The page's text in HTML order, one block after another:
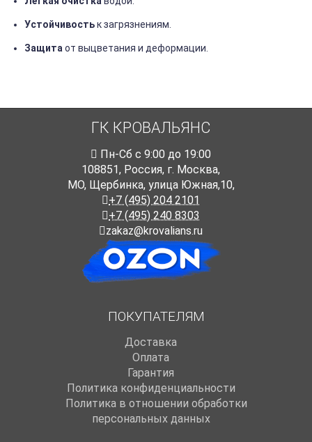
Устойчивостькзагрязнениям.
Защита от выцветания и деформации.
ГК КРОВАЛЬЯНС
Пн-Cб с 9:00 до 19:00
108851, Россия, г. Москва,
МО, Щербинка, улица Южная,10,
+7 (495) 204 2101
+7 (495) 240 8303
zakaz@krovalians.ru
ПОКУПАТЕЛЯМ
Доставка
Оплата
Гарантия
Политика конфиденциальности
Политика в отношении обработки
персональных данных